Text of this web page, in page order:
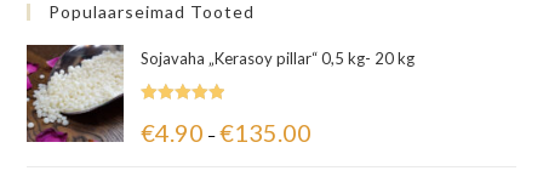
Populaarseimad Tooted
Sojavaha „Kerasoy pillar“ 0,5 kg- 20 kg
5.00/ 5
€4.90 – €135.00